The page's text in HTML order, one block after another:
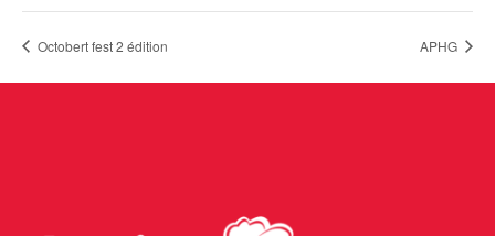
Octobert fest 2 édition APHG